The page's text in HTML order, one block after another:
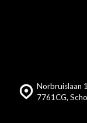
Norbruislaan
7761CG,